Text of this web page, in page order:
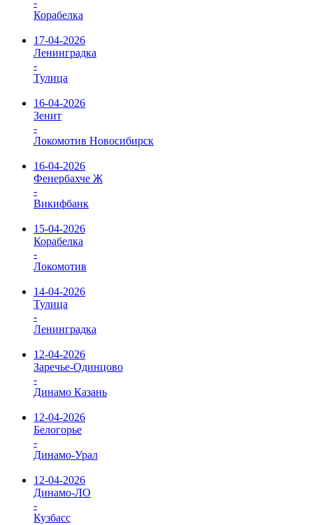
-
Корабелка
17-04-2026
Ленинградка
-
Тулица
16-04-2026
Зенит
-
Локомотив Новосибирск
16-04-2026
Фенербахче Ж
-
Викифбанк
15-04-2026
Корабелка
-
Локомотив
14-04-2026
Тулица
-
Ленинградка
12-04-2026
Заречье-Одинцово
-
Динамо Казань
12-04-2026
Белогорье
-
Динамо-Урал
12-04-2026
Динамо-ЛО
-
Кузбасс